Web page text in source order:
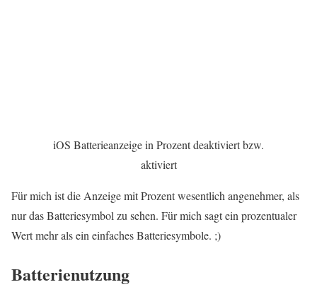
iOS Batterieanzeige in Prozent deaktiviert bzw.
aktiviert
Für mich ist die Anzeige mit Prozent wesentlich angenehmer, als
nur das Batteriesymbol zu sehen. Für mich sagt ein prozentualer
Wert mehr als ein einfaches Batteriesymbole. ;)
Batterienutzung